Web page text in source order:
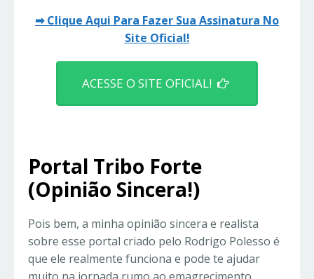
➡ Clique Aqui Para Fazer Sua Assinatura No
Site Oficial!
ACESSE O SITE OFICIAL!
Portal Tribo Forte
(Opinião Sincera!)
Pois bem, a minha opinião sincera e realista
sobre esse portal criado pelo Rodrigo Polesso é
que ele realmente funciona e pode te ajudar